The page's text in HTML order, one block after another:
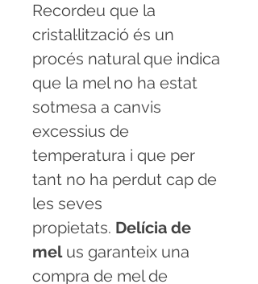
Recordeu que la
cristal·lització és un
procés natural que indica
que la mel no ha estat
sotmesa a canvis
excessius de
temperatura i que per
tant no ha perdut cap de
les seves
propietats. Delícia de
melus garanteix una
compra de mel de